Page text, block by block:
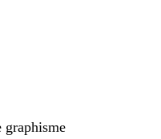
graphisme